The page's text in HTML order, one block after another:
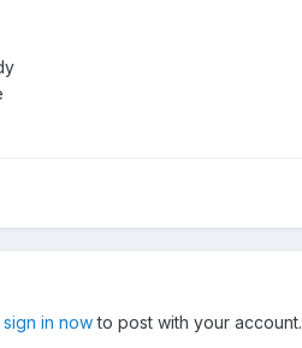
sign in nowto post with your account.